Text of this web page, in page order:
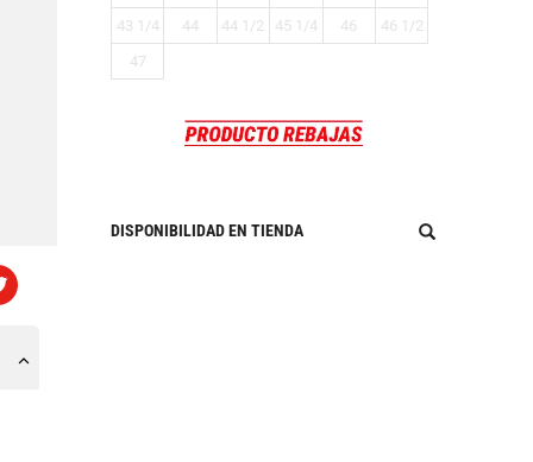
43 1/4
44 44 1/2 45 1/4 46
46 1/2
47
DISPONIBILIDAD EN TIENDA